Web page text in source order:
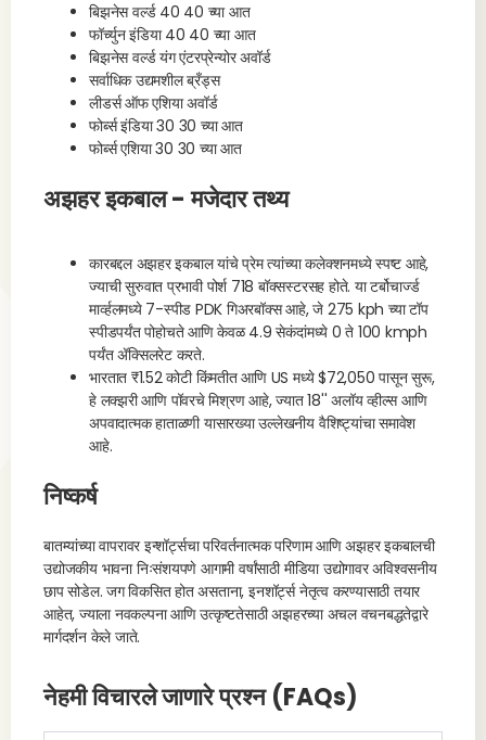
बिझनेस वर्ल्ड 40 40 च्या आत
फॉर्च्युन इंडिया 40 40 च्या आत
बिझनेस वर्ल्ड यंग एंटरप्रेन्योर अवॉर्ड
सर्वाधिक उद्यमशील ब्रँड्स
लीडर्स ऑफ एशिया अवॉर्ड
फोर्ब्स इंडिया 30 30 च्या आत
फोर्ब्स एशिया 30 30 च्या आत
अझहर इकबाल - मजेदार तथ्य
कारबद्दल अझहर इकबाल यांचे प्रेम त्यांच्या कलेक्शनमध्ये स्पष्ट आहे,
ज्याची सुरुवात प्रभावी पोर्श 718 बॉक्सस्टरसह होते. या टर्बोचार्ज्ड
मार्व्हलमध्ये 7-स्पीड PDK गिअरबॉक्स आहे, जे 275 kph च्या टॉप
स्पीडपर्यंत पोहोचते आणि केवळ 4.9 सेकंदांमध्ये 0 ते 100 kmph
पर्यंत ॲक्सिलरेट करते.
भारतात ₹1.52 कोटी किंमतीत आणि US मध्ये $72,050 पासून सुरू,
हे लक्झरी आणि पॉवरचे मिश्रण आहे, ज्यात 18'' अलॉय व्हील्स आणि
अपवादात्मक हाताळणी यासारख्या उल्लेखनीय वैशिष्ट्यांचा समावेश
आहे.
निष्कर्ष
बातम्यांच्या वापरावर इन्शॉर्ट्सचा परिवर्तनात्मक परिणाम आणि अझहर इकबालची
उद्योजकीय भावना निःसंशयपणे आगामी वर्षांसाठी मीडिया उद्योगावर अविश्वसनीय
छाप सोडेल. जग विकसित होत असताना, इनशॉर्ट्स नेतृत्व करण्यासाठी तयार
आहेत, ज्याला नवकल्पना आणि उत्कृष्टतेसाठी अझहरच्या अचल वचनबद्धतेद्वारे
मार्गदर्शन केले जाते.
नेहमी विचारले जाणारे प्रश्न (FAQs)